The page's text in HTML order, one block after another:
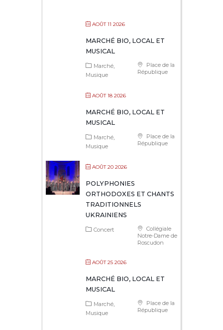
AOÛT 11 2026
MARCHÉ BIO, LOCAL ET
MUSICAL
Place de la
République
Marché
Musique
AOÛT 18 2026
MARCHÉ BIO, LOCAL ET
MUSICAL
Place de la
République
Marché
Musique
AOÛT 20 2026
POLYPHONIES
ORTHODOXES ET CHANTS
TRADITIONNELS
UKRAINIENS
Collégiale
Notre-Dame de
Roscudon
Concert
AOÛT 25 2026
MARCHÉ BIO, LOCAL ET
MUSICAL
Place de la
République
Marché
Musique